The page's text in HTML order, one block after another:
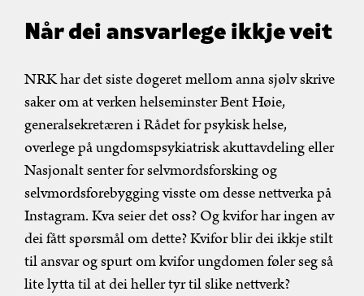
Når dei ansvarlege ikkje veit
NRK har det siste døgeret mellom anna sjølv skrive
saker om at verken helseminster Bent Høie,
generalsekretæren i Rådet for psykisk helse,
overlege på ungdomspsykiatrisk akuttavdeling eller
Nasjonalt senter for selvmordsforsking og
selvmordsforebygging visste om desse nettverka på
Instagram. Kva seier det oss? Og kvifor har ingen av
dei fått spørsmål om dette? Kvifor blir dei ikkje stilt
til ansvar og spurt om kvifor ungdomen føler seg så
lite lytta til at dei heller tyr til slike nettverk?